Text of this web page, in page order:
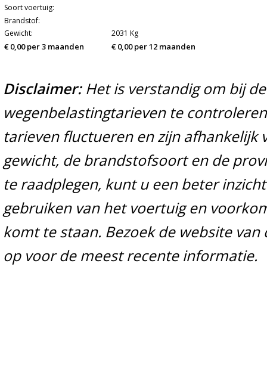
Soort voertuig:
Brandstof:
Gewicht:
2031 Kg
€ 0,00 per 3 maanden € 0,00 per 12 maanden
Disclaimer:Het is verstandig om bij
wegenbelastingtarieven te
tarieven fluctueren en zijn afhankelijk
gewicht, de brandstofsoort en de
te raadplegen, kunt u een beter
gebruiken van het voertuig en
komt te staan. Bezoek de website
op voor de meest recente informatie.